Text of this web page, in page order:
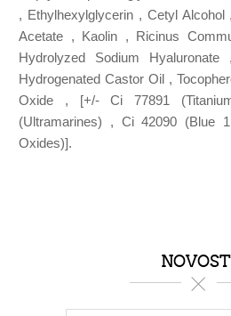
, Ethylhexylglycerin , Cetyl
Acetate , Kaolin , Ricinus
Hydrolyzed Sodium
Hydrogenated Castor Oil ,
Oxide , [+/- Ci 77891
(Ultramarines) , Ci 42090 (Blue
Oxides)].